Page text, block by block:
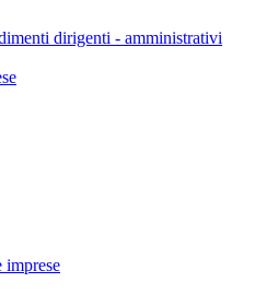
dirigenti - amministrativi